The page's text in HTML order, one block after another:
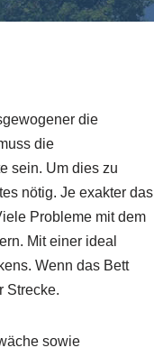
die
die
sein. Um dies zu
nötig. Je exakter das
Probleme mit dem
Mit einer ideal
Wenn das Bett
Strecke.
sowie